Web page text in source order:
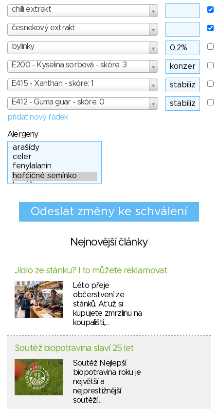
chilli extrakt
česnekový extrakt
bylinky
E200 - Kyselina sorbová - skóre: 3
E415 - Xanthan - skóre: 1
E412 - Guma guar - skóre: 0
přidat nový řádek
Alergeny
Nejnovější články
Jídlo ze stánku? I to můžete reklamovat
Léto přeje
občerstvení ze
stánků. Ať už si
kupujete zmrzlinu na
koupališti,…
Soutěž biopotravina slaví 25 let
Soutěž Nejlepší
biopotravina roku je
největší a
nejprestižnější
soutěží…